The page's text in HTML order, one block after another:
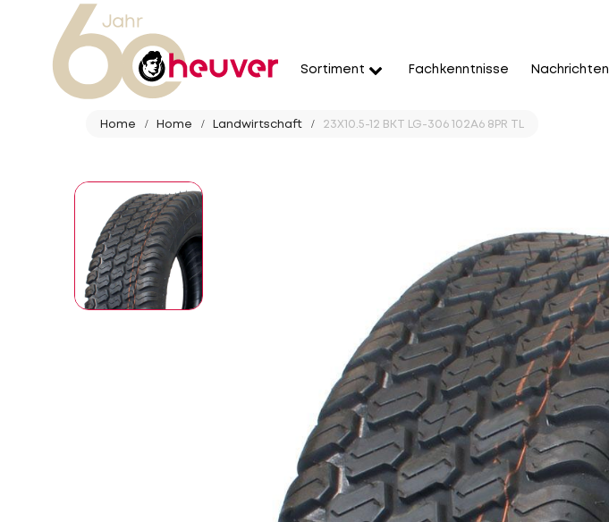
Sortiment Fachkenntnisse Nachrichten
Home Home Landwirtschaft 23X10.5-12 BKT LG-306 102A6 8PR TL